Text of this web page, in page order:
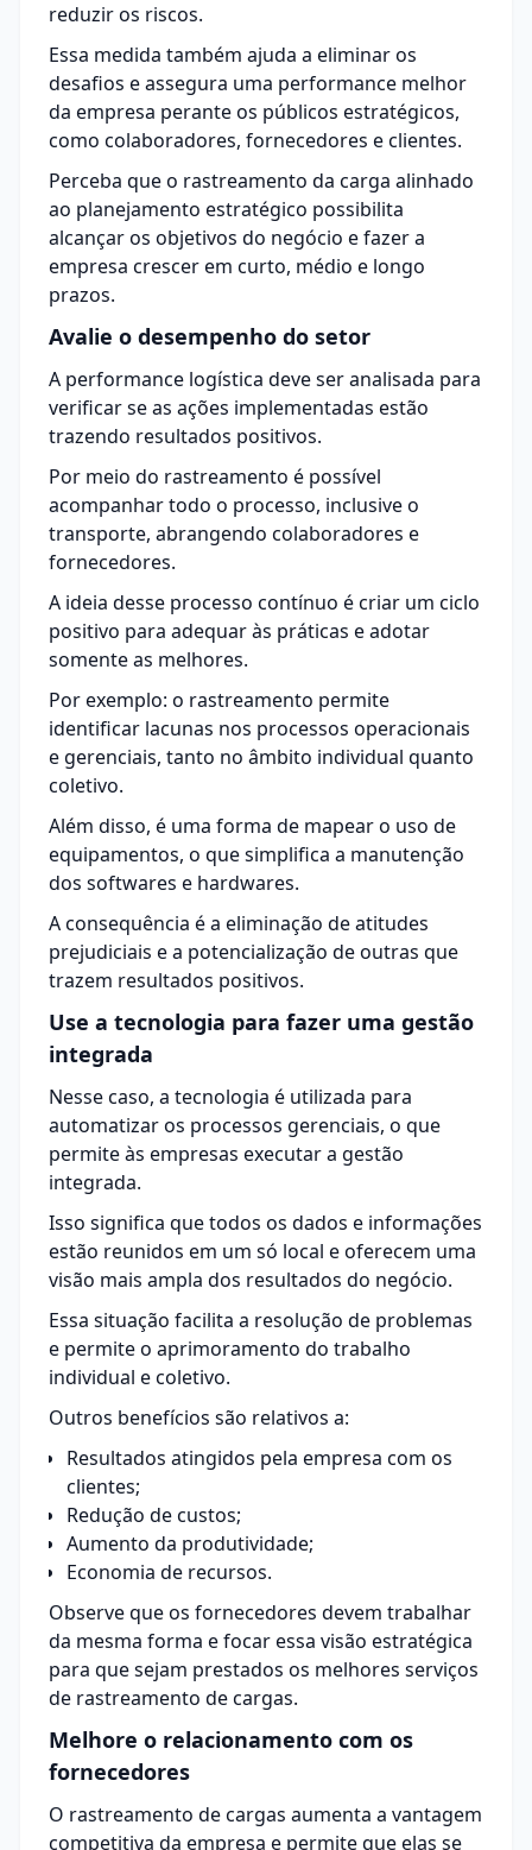
reduzir os riscos.
Essa medida também ajuda a eliminar os
desafios e assegura uma performance melhor
da empresa perante os públicos estratégicos,
como colaboradores, fornecedores e clientes.
Perceba que o rastreamento da carga alinhado
ao planejamento estratégico possibilita
alcançar os objetivos do negócio e fazer a
empresa crescer em curto, médio e longo
prazos.
Avalie o desempenho do setor
A performance logística deve ser analisada para
verificar se as ações implementadas estão
trazendo resultados positivos.
Por meio do rastreamento é possível
acompanhar todo o processo, inclusive o
transporte, abrangendo colaboradores e
fornecedores.
A ideia desse processo contínuo é criar um ciclo
positivo para adequar às práticas e adotar
somente as melhores.
Por exemplo: o rastreamento permite
identificar lacunas nos processos operacionais
e gerenciais, tanto no âmbito individual quanto
coletivo.
Além disso, é uma forma de mapear o uso de
equipamentos, o que simplifica a manutenção
dos softwares e hardwares.
A consequência é a eliminação de atitudes
prejudiciais e a potencialização de outras que
trazem resultados positivos.
Use a tecnologia para fazer uma gestão
integrada
Nesse caso, a tecnologia é utilizada para
automatizar os processos gerenciais, o que
permite às empresas executar a gestão
integrada.
Isso significa que todos os dados e informações
estão reunidos em um só local e oferecem uma
visão mais ampla dos resultados do negócio.
Essa situação facilita a resolução de problemas
e permite o aprimoramento do trabalho
individual e coletivo.
Outros benefícios são relativos a:
Resultados atingidos pela empresa com os
clientes;
Redução de custos;
Aumento da produtividade;
Economia de recursos.
Observe que os fornecedores devem trabalhar
da mesma forma e focar essa visão estratégica
para que sejam prestados os melhores serviços
de rastreamento de cargas.
Melhore o relacionamento com os
fornecedores
O rastreamento de cargas aumenta a vantagem
competitiva da empresa e permite que elas se